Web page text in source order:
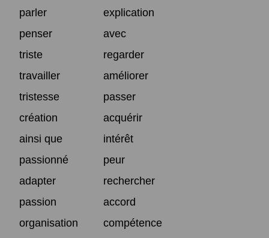
parler
explication
penser
avec
triste
regarder
travailler
améliorer
tristesse
passer
création
acquérir
ainsi que
intérêt
passionné
peur
adapter
rechercher
passion
accord
organisation
compétence